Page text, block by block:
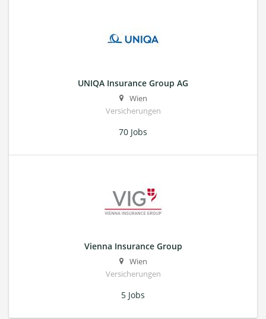
UNIQA Insurance Group AG
Wien
Versicherungen
70 Jobs
Vienna Insurance Group
Wien
Versicherungen
5 Jobs